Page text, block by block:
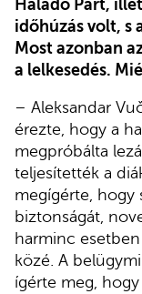
Haladó Párt,
időhúzás volt, s
Most azonban
a lelkesedés.
– Aleksandar
érezte, hogy a
megpróbálta
teljesítették a
megígérte, hogy
biztonságát,
harminc
közé. A
ígérte meg,